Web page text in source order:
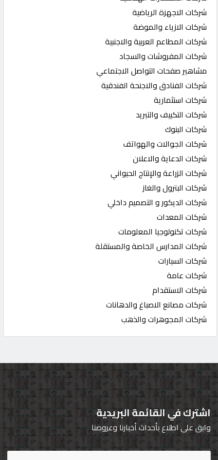
شركات الاجهزة الرياضية
شركات الازياء والموضة
شركات المطاعم العربية والاجنبية
شركات المفروشات والسجاد
مشاهير صفحات التواصل الاجتماعي
شركات الفنادق والاجنحة الفندقية
شركات استثمارية
شركات التكييف والتبريد
شركات البنوك
شركات الجوالات والهواتف
شركات الدعاية والاعلان
شركات الزراعة والإنتاج الحيواني
شركات البترول والغاز
شركات الديكور و التصميم داخلي
شركات المعدات
شركات تكنولوجيا المعلومات
شركات المدارس الخاصة والمستقلة
شركات السيارات
شركات عامة
شركات الاستقدام
شركات مصانع الاصباغ والدهانات
شركات المجوهرات والذهب
اشترك في القائمة البريدية
وابق على اطلاع بأحداث أخبارنا وعروضنا